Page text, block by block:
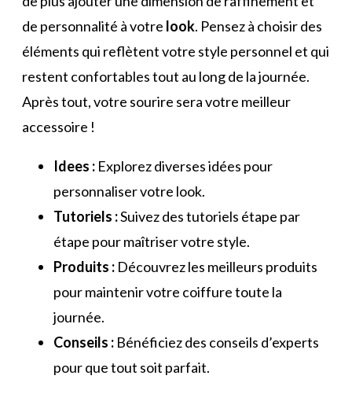
de personnalité à votre look. Pensez à choisir des
éléments qui reflètent votre style personnel et qui
restent confortables tout au long de la journée.
Après tout, votre sourire sera votre meilleur
accessoire !
Idees : Explorez diverses idées pour
personnaliser votre look.
Tutoriels :Suivez des tutoriels étape par
étape pour maîtriser votre style.
Produits : Découvrez les meilleurs produits
pour maintenir votre coiffure toute la
journée.
Conseils : Bénéficiez des conseils d’experts
pour que tout soit parfait.